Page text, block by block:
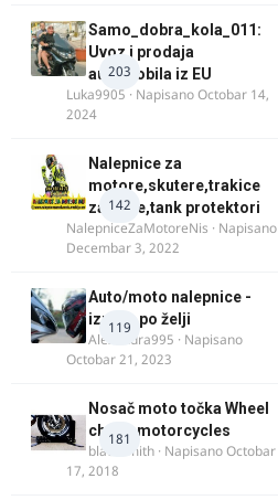
203
Samo_dobra_kola_011:
Uvoz i prodaja
automobila iz EU
Luka9905 · NapisanoOctobar 14,
2024
142
Nalepnice za
motore,skutere,trakice
za felne,tank protektori
NalepniceZaMotoreNis · Napisano
Decembar 3, 2022
119
Auto/moto nalepnice -
izrada po želji
Alexandra995 · Napisano
Octobar 21, 2023
181
Nosač moto točka Wheel
chock motorcycles
blacksmith · NapisanoOctobar
17, 2018